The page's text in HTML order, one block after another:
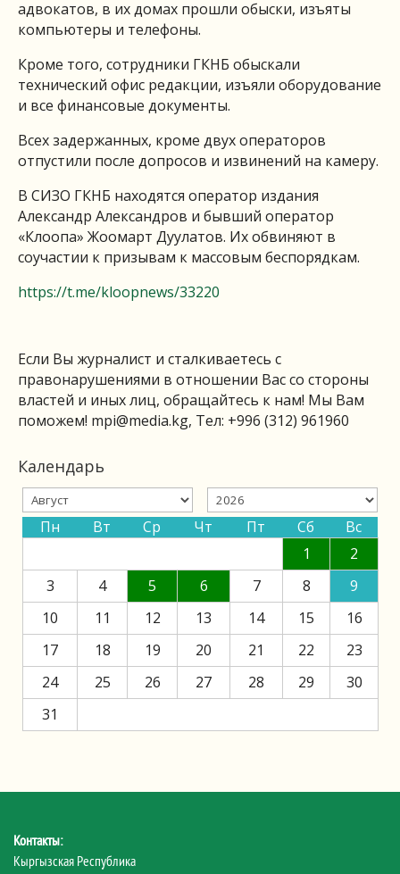
адвокатов, в их домах прошли обыски, изъяты
компьютеры и телефоны.
Кроме того, сотрудники ГКНБ обыскали
технический офис редакции, изъяли оборудование
и все финансовые документы.
Всех задержанных, кроме двух операторов
отпустили после допросов и извинений на камеру.
В СИЗО ГКНБ находятся оператор издания
Александр Александров и бывший оператор
«Клоопа» Жоомарт Дуулатов. Их обвиняют в
соучастии к призывам к массовым беспорядкам.
https://t.me/kloopnews/33220
Если Вы журналист и сталкиваетесь с
правонарушениями в отношении Вас со стороны
властей и иных лиц, обращайтесь к нам! Мы Вам
поможем! mpi@media.kg, Тел: +996 (312) 961960
Календарь
Пн Вт Ср Чт Пт Сб
Вс
1
2
3
4 5 6 7 8
9
10
11 12 13 14 15
16
17
18 19 20 21 22
23
24
25 26 27 28 29
30
31
Контакты:
Кыргызская Республика